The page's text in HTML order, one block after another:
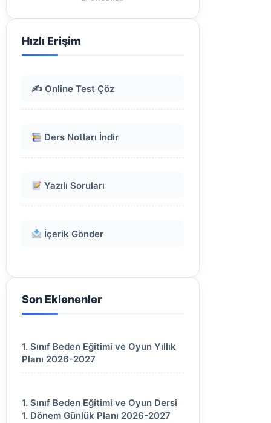
Hızlı Erişim
✍️ Online Test Çöz
Ders Notları İndir
Yazılı Soruları
İçerik Gönder
Son Eklenenler
1. Sınıf Beden Eğitimi ve Oyun Yıllık
Planı 2026-2027
1. Sınıf Beden Eğitimi ve Oyun Dersi
1. Dönem Günlük Planı 2026-2027